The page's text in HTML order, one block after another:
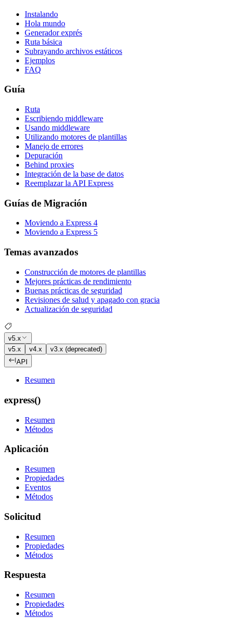
Instalando
Hola mundo
Generador exprés
Ruta básica
Subrayando archivos estáticos
Ejemplos
FAQ
Guía
Ruta
Escribiendo middleware
Usando middleware
Utilizando motores de plantillas
Manejo de errores
Depuración
Behind proxies
Integración de la base de datos
Reemplazar la API Express
Guías de Migración
Moviendo a Express 4
Moviendo a Express 5
Temas avanzados
Construcción de motores de plantillas
Mejores prácticas de rendimiento
Buenas prácticas de seguridad
Revisiones de salud y apagado con gracia
Actualización de seguridad
v5.x
v5.x
v4.x
v3.x (deprecated)
API
Resumen
express()
Resumen
Métodos
Aplicación
Resumen
Propiedades
Eventos
Métodos
Solicitud
Resumen
Propiedades
Métodos
Respuesta
Resumen
Propiedades
Métodos